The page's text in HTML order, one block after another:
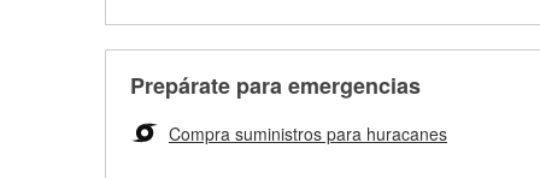
Prepárate para emergencias
Compra suministros para huracanes